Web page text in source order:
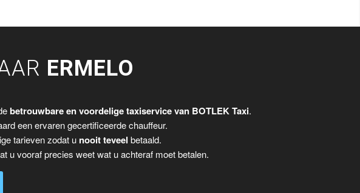
ERMELO
betrouwbare en voordelige taxiservice van BOTLEK Taxi.
een ervaren gecertificeerde chauffeur.
tarieven zodat u nooit teveel betaald.
u vooraf precies weet wat u achteraf moet betalen.